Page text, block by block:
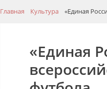
Главная Культура «Единая
«Единая